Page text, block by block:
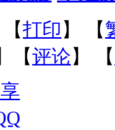
打印 】 【
【评论】 【